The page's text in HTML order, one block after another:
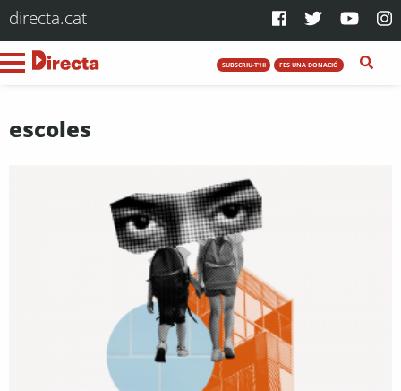
directa.cat
SUBSCRIU-T'HI FES UNA DONACIÓ
escoles